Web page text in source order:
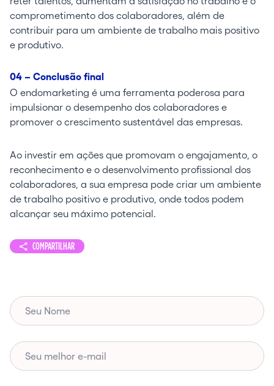
comprometimento dos colaboradores, além de
contribuir para um ambiente de trabalho mais positivo
e produtivo.
04 – Conclusão final
O endomarketing é uma ferramenta poderosa para
impulsionar o desempenho dos colaboradores e
promover o crescimento sustentável das empresas.
Ao investir em ações que promovam o engajamento, o
reconhecimento e o desenvolvimento profissional dos
colaboradores, a sua empresa pode criar um ambiente
de trabalho positivo e produtivo, onde todos podem
alcançar seu máximo potencial.
COMPARTILHAR